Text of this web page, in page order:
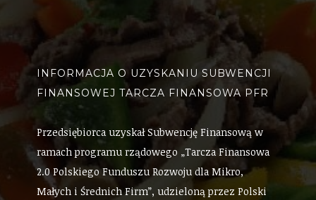
Facebook
INFORMACJA O UZYSKANIU SUBWENCJI
FINANSOWEJ TARCZA FINANSOWA PFR
Przedsiębiorca uzyskał Subwencję Finansową w
ramach programu rządowego „Tarcza Finansowa
2.0 Polskiego Funduszu Rozwoju dla Mikro,
Małych i Średnich Firm”, udzieloną przez Polski